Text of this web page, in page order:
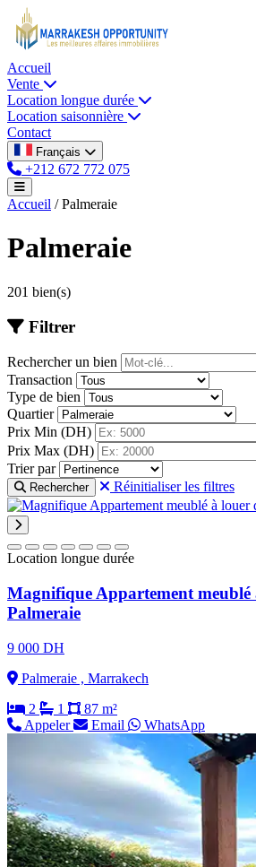
Accueil
Vente
Location longue durée
Location saisonnière
Contact
Français
+212 672 772 075
Accueil / Palmeraie
Palmeraie
201 bien(s)
Filtrer
Rechercher un bien
Transaction
Type de bien
Quartier
Prix Min (DH)
Prix Max (DH)
Trier par
Rechercher Réinitialiser les filtres
Location longue durée
Magnifique Appartement meublé
Palmeraie
9 000 DH
Palmeraie , Marrakech
2
1
87 m²
Appeler
Email WhatsApp